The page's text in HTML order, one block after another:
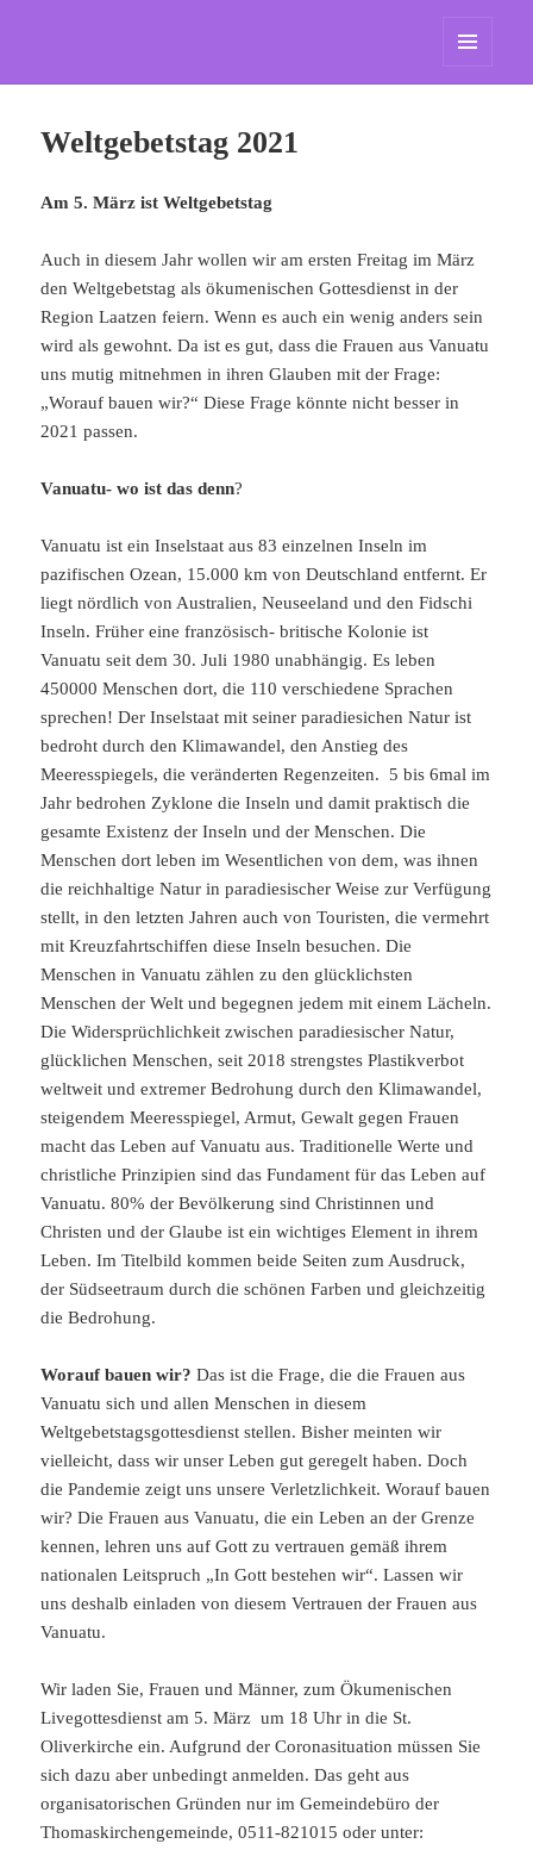
Weltgebetstag 2021
Am 5. März ist Weltgebetstag
Auch in diesem Jahr wollen wir am ersten Freitag im März
den Weltgebetstag als ökumenischen Gottesdienst in der
Region Laatzen feiern. Wenn es auch ein wenig anders sein
wird als gewohnt. Da ist es gut, dass die Frauen aus Vanuatu
uns mutig mitnehmen in ihren Glauben mit der Frage:
„Worauf bauen wir?“ Diese Frage könnte nicht besser in
2021 passen.
Vanuatu- wo ist das denn?
Vanuatu ist ein Inselstaat aus 83 einzelnen Inseln im
pazifischen Ozean, 15.000 km von Deutschland entfernt. Er
liegt nördlich von Australien, Neuseeland und den Fidschi
Inseln. Früher eine französisch- britische Kolonie ist
Vanuatu seit dem 30. Juli 1980 unabhängig. Es leben
450000 Menschen dort, die 110 verschiedene Sprachen
sprechen! Der Inselstaat mit seiner paradiesichen Natur ist
bedroht durch den Klimawandel, den Anstieg des
Meeresspiegels, die veränderten Regenzeiten. 5 bis 6mal im
Jahr bedrohen Zyklone die Inseln und damit praktisch die
gesamte Existenz der Inseln und der Menschen. Die
Menschen dort leben im Wesentlichen von dem, was ihnen
die reichhaltige Natur in paradiesischer Weise zur Verfügung
stellt, in den letzten Jahren auch von Touristen, die vermehrt
mit Kreuzfahrtschiffen diese Inseln besuchen. Die
Menschen in Vanuatu zählen zu den glücklichsten
Menschen der Welt und begegnen jedem mit einem Lächeln.
Die Widersprüchlichkeit zwischen paradiesischer Natur,
glücklichen Menschen, seit 2018 strengstes Plastikverbot
weltweit und extremer Bedrohung durch den Klimawandel,
steigendem Meeresspiegel, Armut, Gewalt gegen Frauen
macht das Leben auf Vanuatu aus. Traditionelle Werte und
christliche Prinzipien sind das Fundament für das Leben auf
Vanuatu. 80% der Bevölkerung sind Christinnen und
Christen und der Glaube ist ein wichtiges Element in ihrem
Leben. Im Titelbild kommen beide Seiten zum Ausdruck,
der Südseetraum durch die schönen Farben und gleichzeitig
die Bedrohung.
Worauf bauen wir? Das ist die Frage, die die Frauen aus
Vanuatu sich und allen Menschen in diesem
Weltgebetstagsgottesdienst stellen. Bisher meinten wir
vielleicht, dass wir unser Leben gut geregelt haben. Doch
die Pandemie zeigt uns unsere Verletzlichkeit. Worauf bauen
wir? Die Frauen aus Vanuatu, die ein Leben an der Grenze
kennen, lehren uns auf Gott zu vertrauen gemäß ihrem
nationalen Leitspruch „In Gott bestehen wir“. Lassen wir
uns deshalb einladen von diesem Vertrauen der Frauen aus
Vanuatu.
Wir laden Sie, Frauen und Männer, zum Ökumenischen
Livegottesdienst am 5. März um 18 Uhr in die St.
Oliverkirche ein. Aufgrund der Coronasituation müssen Sie
sich dazu aber unbedingt anmelden. Das geht aus
organisatorischen Gründen nur im Gemeindebüro der
Thomaskirchengemeinde, 0511-821015 oder unter: